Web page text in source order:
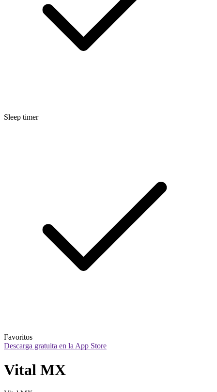
Sleep timer
Favoritos
Descarga gratuita en la App Store
Vital MX